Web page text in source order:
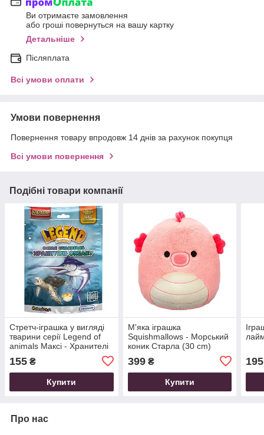
Ви отримаєте замовлення
або гроші повернуться на вашу картку
Детальніше
Післяплата
Всі умови оплати
Умови повернення
Повернення товару впродовж 14 днів за рахунок покупця
Всі умови повернення
Подібні товари компанії
Стретч-іграшка у вигляді
тварини серії Legend of
animals Максі - Хранителі
155 ₴
Купити
М'яка іграшка
Squishmallows - Морський
коник Старла (30 cm)
399₴
Купити
195
Про нас